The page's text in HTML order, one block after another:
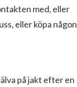
med, eller
eller köpa någon
på jakt efter en